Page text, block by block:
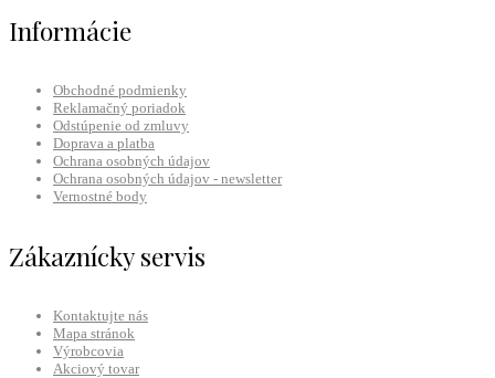
Informácie
Obchodné podmienky
Reklamačný poriadok
Odstúpenie od zmluvy
Doprava a platba
Ochrana osobných údajov
Ochrana osobných údajov - newsletter
Vernostné body
Zákaznícky servis
Kontaktujte nás
Mapa stránok
Výrobcovia
Akciový tovar